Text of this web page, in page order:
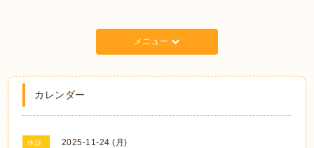
メニュー
カレンダー
休診 2025-11-24 (月)